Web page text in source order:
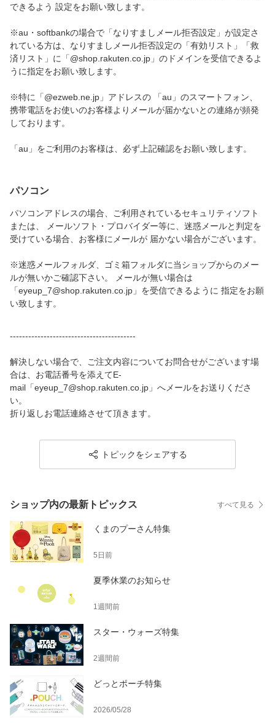
できるよう 設定をお願い致します。
※au・softbankの場合で「なりすましメール拒否設定」が設定さ
れている方は、なりすましメール拒否設定の「有効リスト」「救
済リスト」に「@shop.rakuten.co.jp」のドメインを受信できるよ
うに指定をお願い致します。
※特に「@ezweb.ne.jp」アドレスの 「au」のスマートフォン、
携帯電話をお使いのお客様よりメールが届かないとの連絡が頻発
しております。
「au」をご利用のお客様は、必ず上記確認をお願い致します。
パソコン
パソコンアドレスの場合、ご利用されているセキュリティソフト
または、 メールソフト・プロバイダー等に、迷惑メールと判定を
受けている場合、お客様にメールが 届かない場合がございます。
※迷惑メールフォルダ、ゴミ箱フォルダに当ショップからのメー
ルが無いかご確認下さい。 メールが無い場合は
「eyeup_7@shop.rakuten.co.jp」を受信できるように 指定をお願
い致します。
-----------------------------------------
解決しない場合で、ご注文内容についてお問合せがございます場
合は、お電話番号を添えてE-
mail「eyeup_7@shop.rakuten.co.jp」へメールをお送りくださ
い。
折り返しお電話連絡させて頂きます。
トピックをシェアする
ショップ内の最新トピックス すべて見る
くまのプーさん特集
5日前
夏季休業のお知らせ
1週間前
スター・ウォーズ特集
2週間前
どっとポーチ特集
2026/05/28